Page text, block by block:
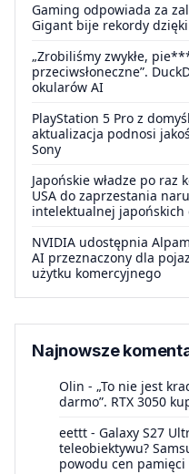
Gaming odpowiada za
Gigant bije rekordy
„Zrobiliśmy zwykłe,
przeciwsłoneczne”.
okularów AI
PlayStation 5 Pro z
aktualizacja podnosi
Sony
Japońskie władze po
USA do zaprzestania
intelektualnej
NVIDIA udostępnia
AI przeznaczony dla
użytku komercyjnego
Najnowsze
Olin - „To nie jest
darmo”. RTX 3050
eettt - Galaxy S27
teleobiektywu?
powodu cen pamięci